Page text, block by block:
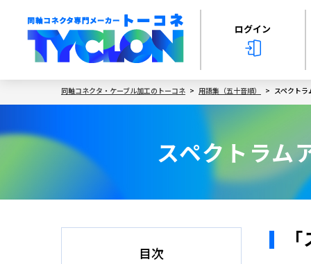
ログイン
同軸コネクタ・ケーブル加工のトーコネ 用語集（五十音順） スペクト
スペクトラ
目次